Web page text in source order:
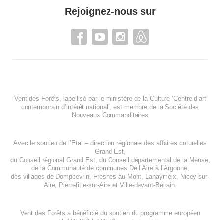
Rejoignez-nous sur
Vent des Forêts, labellisé par le ministère de la Culture ‘Centre d’art
contemporain d’intérêt national’, est membre de la Société des
Nouveaux Commanditaires
Avec le soutien de l’ Etat – direction régionale des affaires cuturelles
Grand Est,
du Conseil régional Grand Est, du Conseil départemental de la Meuse,
de la Communauté de communes De l’Aire à l’Argonne,
des villages de Dompcevrin Fresnes-au-Mont Lahaymeix
Nicey-sur-
Aire, Pierrefitte-sur-Aireet Ville-devant-Belrain.
Vent des Forêts a bénéficié du soutien du programme européen